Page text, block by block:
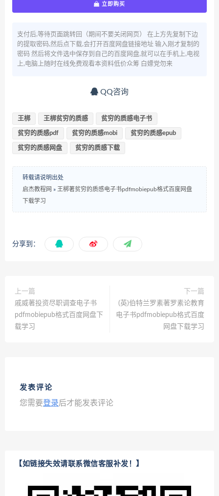
立即购买
支付后,等待页面跳转回（期间不要关闭网页） 在上方先复制下边
的提取密码,然后点下载,会打开百度网盘链接地址 输入刚才复制的
密码 然后将文件选中保存到自己的百度网盘,就可以在手机上,电视
上,电脑上随时在线免费观看本资料低价众筹 白嫖党勿来
QQ咨询
王梆 王梆贫穷的质感 贫穷的质感电子书
贫穷的质感pdf 贫穷的质感mobi 贫穷的质感epub
贫穷的质感网盘 贫穷的质感下载
转载请说明出处
启杰教程网 » 王梆著贫穷的质感电子书pdfmobiepub格式百度网盘
下载学习
分享到：
上一篇
戚威著投资尽职调查电子书
pdfmobiepub格式百度网盘下
载学习
下一篇
(英)伯特兰罗素著罗素论教育
电子书pdfmobiepub格式百度
网盘下载学习
发表评论
您需要登录后才能发表评论
【如链接失效请联系微信客服补发！】